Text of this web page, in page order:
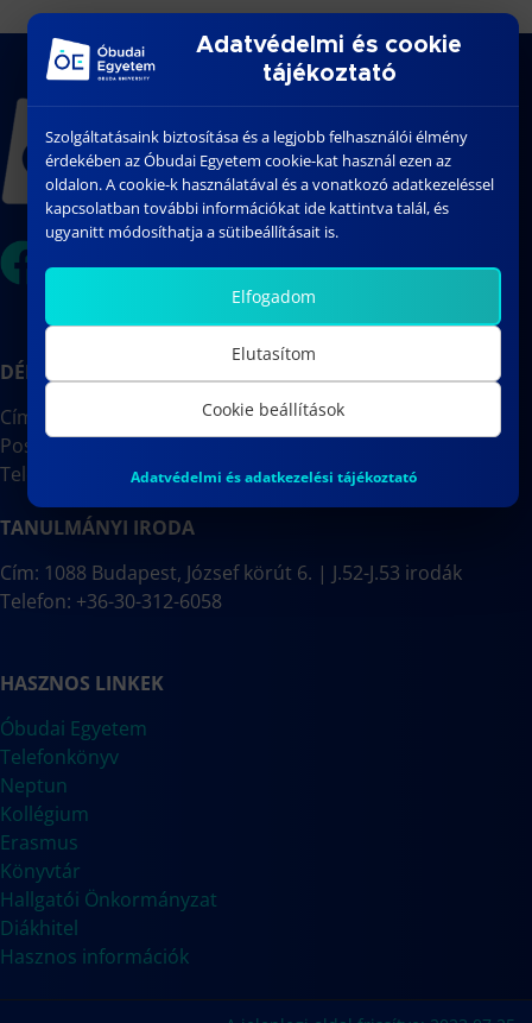
DÉKÁNI HIVATAL
Cím: 1088 Budapest, József körút 6.
Postacím: 1428 Budapest, Pf.:31
Telefon: +36-1-666-7102
TANULMÁNYI IRODA
Cím: 1088 Budapest, József körút 6. | J.52-J.53 irodák
Telefon: +36-30-312-6058
HASZNOS LINKEK
Óbudai Egyetem
Telefonkönyv
Neptun
Kollégium
Erasmus
Könyvtár
Hallgatói Önkormányzat
Diákhitel
Hasznos információk
Adatvédelmi és cookie
tájékoztató
Szolgáltatásaink biztosítása és a legjobb felhasználói élmény
érdekében az Óbudai Egyetem cookie-kat használ ezen az
oldalon. A cookie-k használatával és a vonatkozó adatkezeléssel
kapcsolatban további információkat ide kattintva talál, és
ugyanitt módosíthatja a sütibeállításait is.
Elfogadom
Elutasítom
Cookie beállítások
Adatvédelmi és adatkezelési tájékoztató